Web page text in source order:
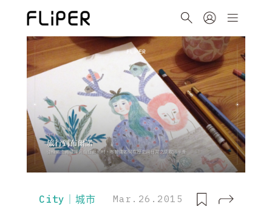
City｜城市 Mar.26.2015